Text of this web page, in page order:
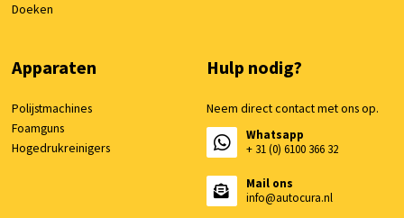
Doeken
Apparaten
Polijstmachines
Foamguns
Hogedrukreinigers
Hulp nodig?
Neem direct contact met ons op.
Whatsapp
+ 31 (0) 6100 366 32
Mail ons
info@autocura.nl